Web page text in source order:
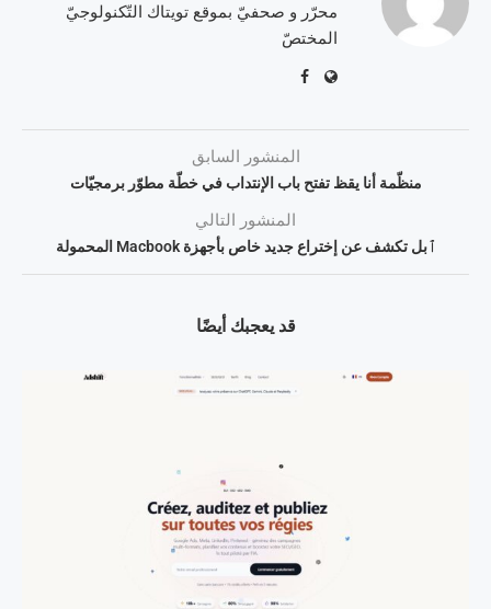
محرّر و صحفيّ بموقع تويتاك التّكنولوجيّ
المختصّ
المنشور السابق
منظّمة أنا يقظ تفتح باب الإنتداب في خطّة مطوّر برمجيّات
المنشور التالي
ٱبل تكشف عن إختراع جديد خاص بأجهزة Macbook المحمولة
قد يعجبك أيضًا